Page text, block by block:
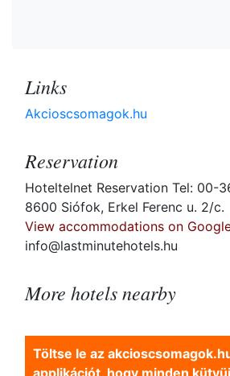
Links
Akcioscsomagok.hu
Reservation
Hoteltelnet Reservation Tel: 00-
8600 Siófok, Erkel Ferenc u. 2/c.
View accommodations on
info@lastminutehotels.hu
More hotels nearby
Töltse le az